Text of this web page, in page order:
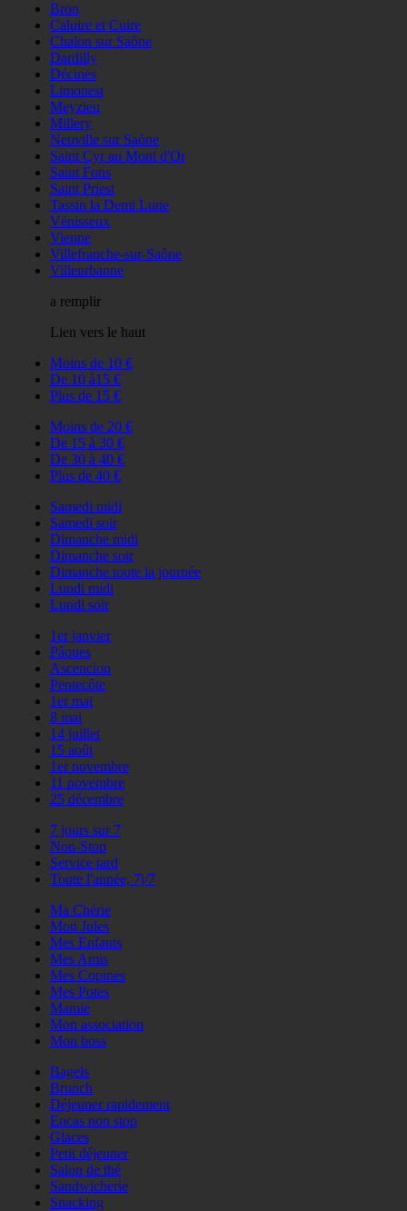
Bron
Caluire et Cuire
Chalon sur Saône
Dardilly
Décines
Limonest
Meyzieu
Millery
Neuville sur Saône
Saint Cyr au Mont d'Or
Saint Fons
Saint Priest
Tassin la Demi Lune
Vénisseux
Vienne
Villefranche-sur-Saône
Villeurbanne
a remplir
Lien vers le haut
Moins de 10 €
De 10 à15 €
Plus de 15 €
Moins de 20 €
De 15 à 30 €
De 30 à 40 €
Plus de 40 €
Samedi midi
Samedi soir
Dimanche midi
Dimanche soir
Dimanche toute la journée
Lundi midi
Lundi soir
1er janvier
Pâques
Ascencion
Pentecôte
1er mai
8 mai
14 juillet
15 août
1er novembre
11 novembre
25 décembre
7 jours sur 7
Non-Stop
Service tard
Toute l'année, 7j/7
Ma Chérie
Mon Jules
Mes Enfants
Mes Amis
Mes Copines
Mes Potes
Mamie
Mon association
Mon boss
Bagels
Brunch
Déjeuner rapidement
Encas non stop
Glaces
Petit déjeuner
Salon de thé
Sandwicherie
Snacking